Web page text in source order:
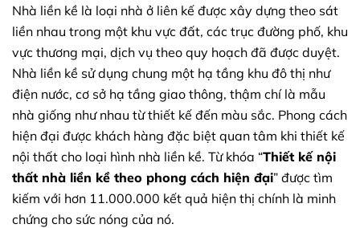
Nhà liền kề là loại nhà ở liên kế được xây dựng theo sát
liền nhau trong một khu vực đất, các trục đường phố, khu
vực thương mại, dịch vụ theo quy hoạch đã được duyệt.
Nhà liền kề sử dụng chung một hạ tầng khu đô thị như
điện nước, cơ sở hạ tầng giao thông, thậm chí là mẫu
nhà giống như nhau từ thiết kế đến màu sắc. Phong cách
hiện đại được khách hàng đặc biệt quan tâm khi thiết kế
nội thất cho loại hình nhà liền kề. Từ khóa “Thiết kế nội
thất nhà liền kề theo phong cách hiện đại” được tìm
kiếm với hơn 11.000.000 kết quả hiện thị chính là minh
chứng cho sức nóng của nó.